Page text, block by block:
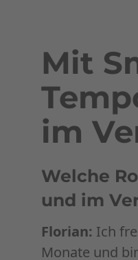
Mit
im
Welche
und im
Florian: Ich
Monate und